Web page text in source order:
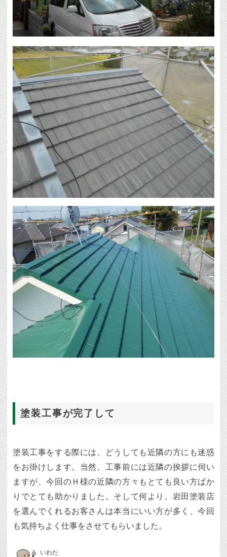
塗装工事が完了して
塗装工事をする際には、どうしても近隣の方にも迷惑
をお掛けします。当然、工事前には近隣の挨拶に伺い
ますが、今回のＨ様の近隣の方々もとても良い方ばか
りでとても助かりました。そして何より、岩田塗装店
を選んでくれるお客さんは本当にいい方が多く、今回
も気持ちよく仕事をさせてもらいました。
いわた